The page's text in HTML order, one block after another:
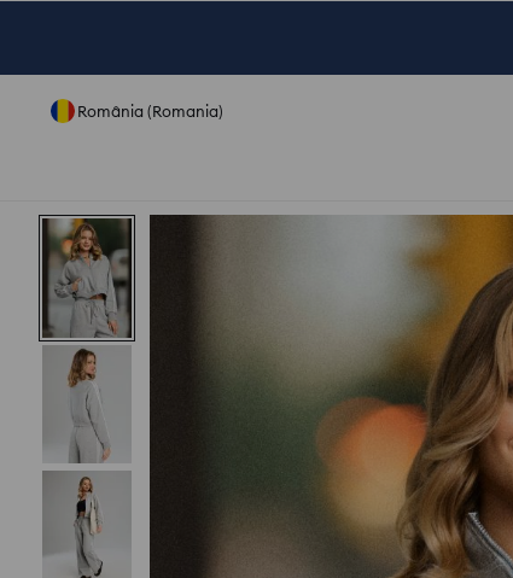
România (Romania)